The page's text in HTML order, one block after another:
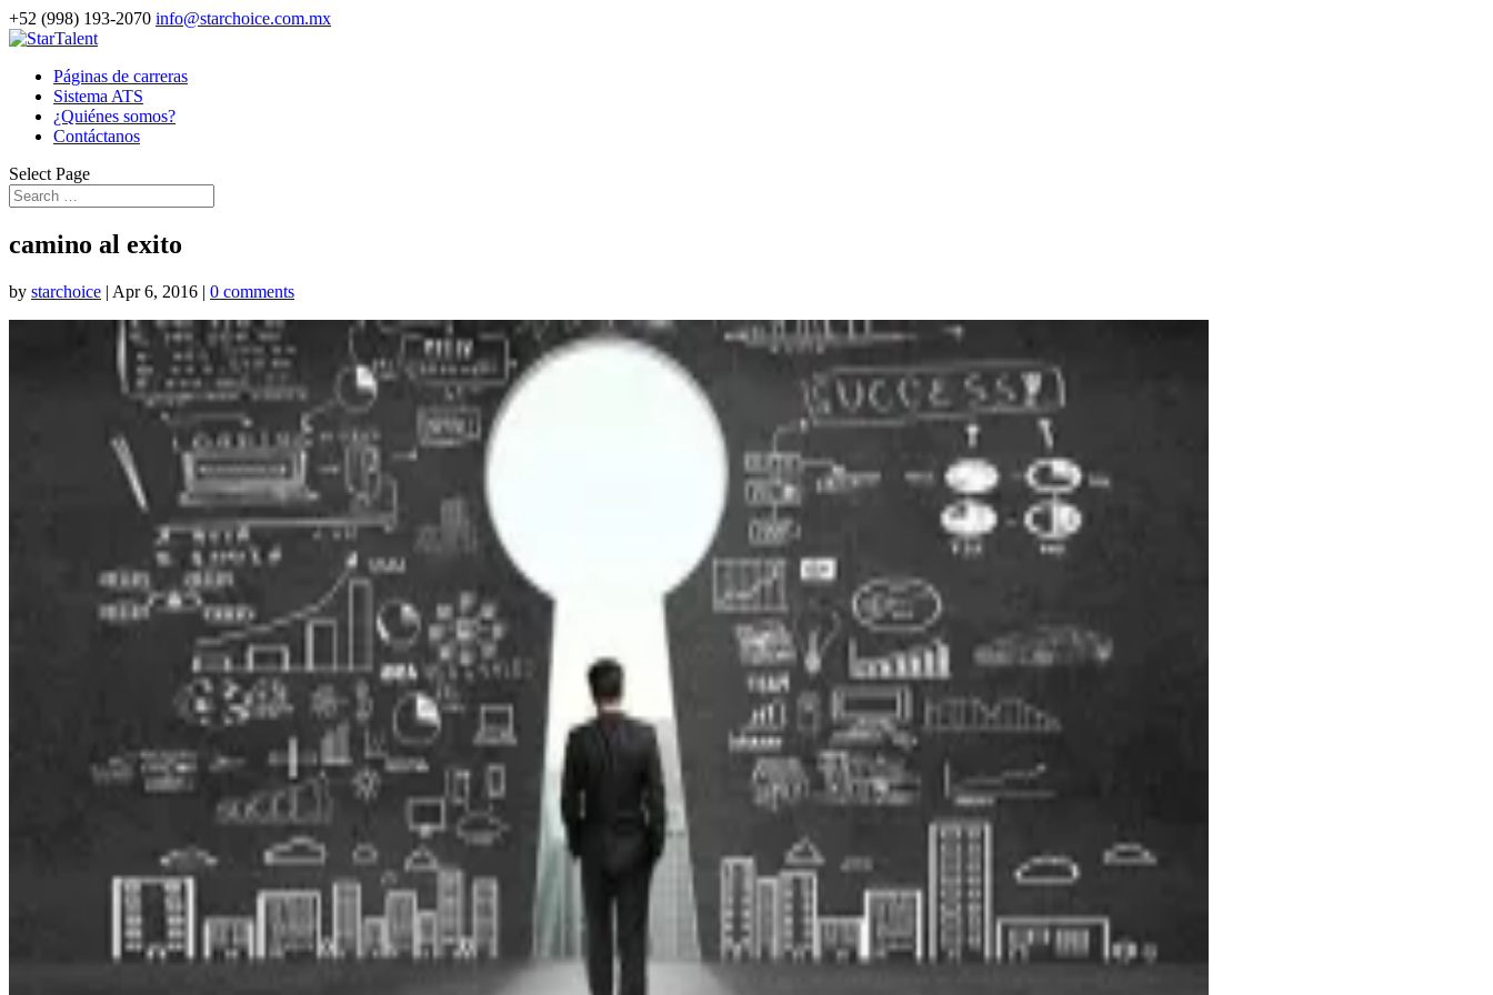
+52 (998) 193-2070 info@starchoice.com.mx
Páginas de carreras
Sistema ATS
¿Quiénes somos?
Contáctanos
Select Page
camino al exito
by starchoice | Apr 6, 2016 | 0 comments